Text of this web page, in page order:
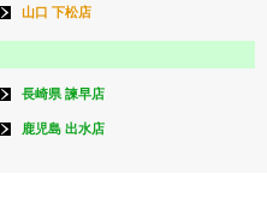
山口 下松店
長崎県 諫早店
鹿児島 出水店